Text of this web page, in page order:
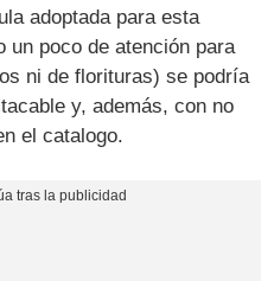
adoptada para esta
un poco de atención para
ni de florituras) se podría
y, además, con no
el catalogo.